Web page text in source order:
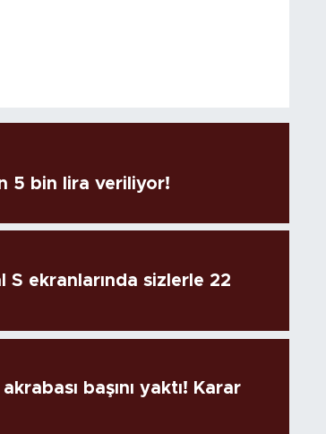
5 bin lira veriliyor!
S ekranlarında sizlerle 22
başını yaktı! Karar